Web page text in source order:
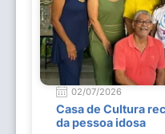
02/07/2026
Casa de Cultura
da pessoa idosa